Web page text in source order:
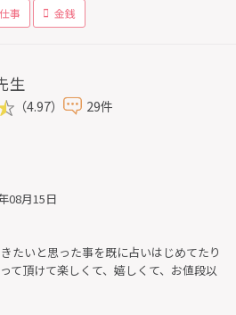
仕事 金銭
生
（4.97） 29件
08月15日
たいと思った事を既に占いはじめてたり
て頂けて楽しくて、嬉しくて、お値段以